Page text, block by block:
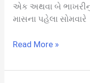
એક અથવા બે
માસના પહેલા સોમવારે
ભાખરીયો
મહાદેવની
Read More »